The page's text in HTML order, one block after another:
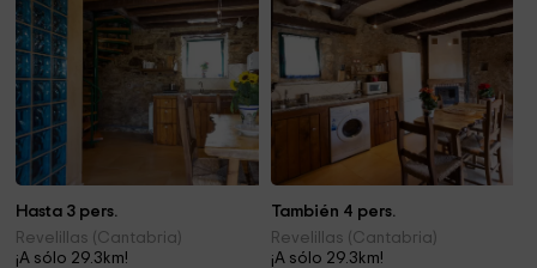
Hasta 3 pers.
Revelillas (Cantabria)
¡A sólo 29.3km!
También 4 pers.
Revelillas (Cantabria)
¡A sólo 29.3km!